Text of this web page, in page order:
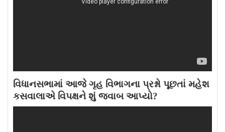
વિધાનસભામાં આજે ગૃહ વિભાગના પ્રશ્નો પૂછતાં મહેશ
કસવાલાએ વિપક્ષને શું જવાબ આપ્યો?